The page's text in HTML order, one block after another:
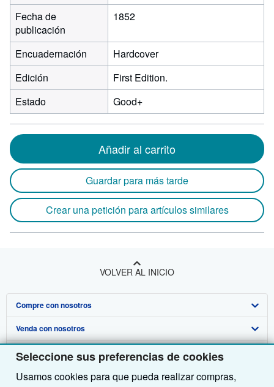
Seleccione sus preferencias de cookies
Usamos cookies para que pueda realizar compras,
Fecha de
publicación
1852
Encuadernación
Hardcover
Edición
First Edition.
Estado
Good+
Añadir al carrito
Guardar para más tarde
Crear una petición para artículos similares
VOLVER AL INICIO
Compre con nosotros
Búsqueda avanzada
Colecciones
Mi cuenta
Venda con nosotros
Comenzar a vender
Únase a nuestro programa de afiliados
Sobre nosotros
Sobre IberLibro
Obtener Ayuda